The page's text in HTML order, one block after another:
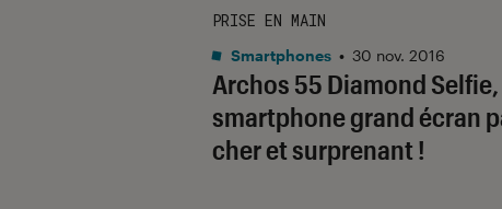
Archos 55 Diamond
smartphone grand écran
cher et surprenant !
PRISE EN MAIN
Smartphones • 30 nov. 2016